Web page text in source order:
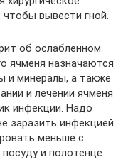
вывести гной.
об ослабленном
ячменя назначаются
и минералы, а также
и лечении ячменя
инфекции. Надо
заразить инфекцией
меньше с
и полотенце.